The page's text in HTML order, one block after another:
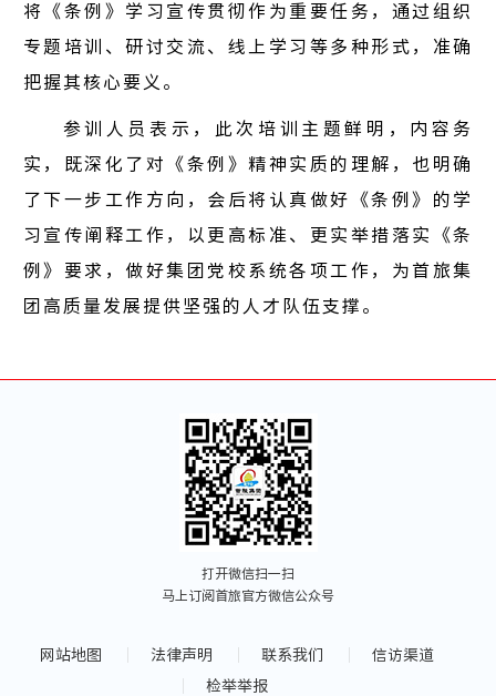
将《条例》学习宣传贯彻作为重要任务，通过组织
专题培训、研讨交流、线上学习等多种形式，准确
把握其核心要义。
参训人员表示，此次培训主题鲜明，内容务
实，既深化了对《条例》精神实质的理解，也明确
了下一步工作方向，会后将认真做好《条例》的学
习宣传阐释工作，以更高标准、更实举措落实《条
例》要求，做好集团党校系统各项工作，为首旅集
团高质量发展提供坚强的人才队伍支撑。
打开微信扫一扫
马上订阅首旅官方微信公众号
网站地图 法律声明 联系我们
信访渠道
检举举报